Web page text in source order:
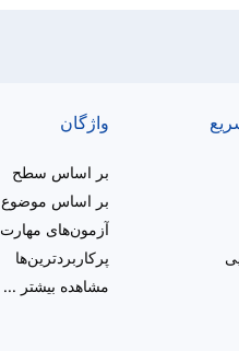
واژگان
بر اساس سطح
بر اساس موضوع
آزمون‌های مهارت
پرکاربردترین‌ها
مشاهده بیشتر ...